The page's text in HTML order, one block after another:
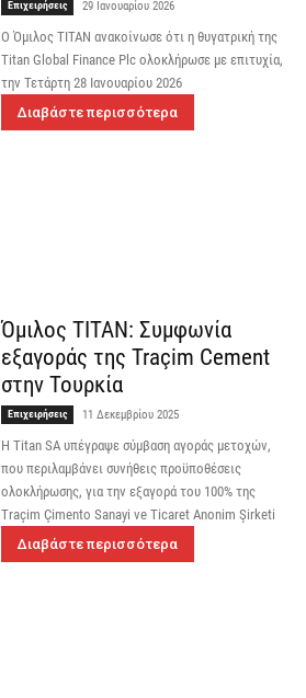
Επιχειρήσεις 29 Ιανουαρίου 2026
O Όμιλος TITAN ανακοίνωσε ότι η θυγατρική της
Titan Global Finance Plc ολοκλήρωσε με επιτυχία,
την Τετάρτη 28 Ιανουαρίου 2026
Διαβάστε περισσότερα
Όμιλος TITAN: Συμφωνία
εξαγοράς της Traçim Cement
στην Τουρκία
Επιχειρήσεις 11 Δεκεμβρίου 2025
Η Titan SA υπέγραψε σύμβαση αγοράς μετοχών,
που περιλαμβάνει συνήθεις προϋποθέσεις
ολοκλήρωσης, για την εξαγορά του 100% της
Traçim Çimento Sanayi ve Ticaret Anonim Şirketi
Διαβάστε περισσότερα